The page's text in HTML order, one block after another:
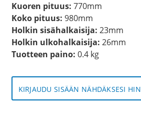
Kuoren pituus: 770mm
Koko pituus: 980mm
Holkin sisähalkaisija: 23mm
Holkin ulkohalkaisija: 26mm
Tuotteen paino: 0.4 kg
KIRJAUDU SISÄÄN NÄHDÄKSESI